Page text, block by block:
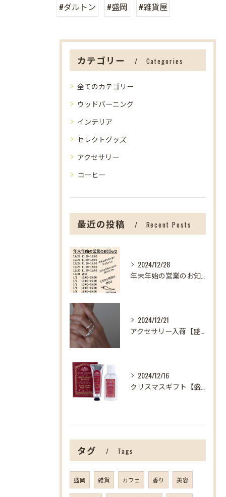
#ダルトン #盛岡 #雑貨屋
カテゴリー Categories
全てのカテゴリー
ウッドバーニング
インテリア
セレクトグッズ
アクセサリー
コーヒー
最近の投稿 Recent Posts
2024/12/28
2024/12/21
2024/12/16
タグ Tags
盛岡 雑貨 カフェ 香り 美容